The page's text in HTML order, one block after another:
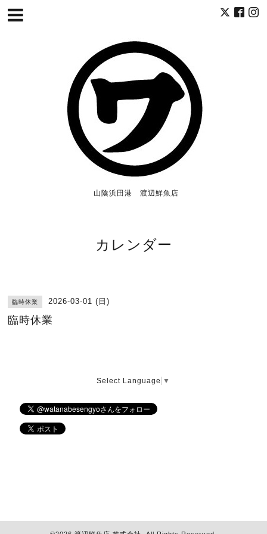
山陰浜田港 渡辺鮮魚店
カレンダー
臨時休業 2026-03-01 (日)
臨時休業
Select Language ▼